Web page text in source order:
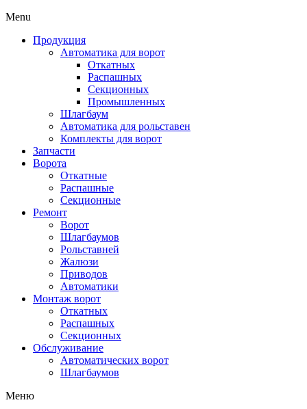
Menu
Продукция
Автоматика для ворот
Откатных
Распашных
Секционных
Промышленных
Шлагбаум
Автоматика для рольставен
Комплекты для ворот
Запчасти
Ворота
Откатные
Распашные
Секционные
Ремонт
Ворот
Шлагбаумов
Рольставней
Жалюзи
Приводов
Автоматики
Монтаж ворот
Откатных
Распашных
Секционных
Обслуживание
Автоматических ворот
Шлагбаумов
Меню